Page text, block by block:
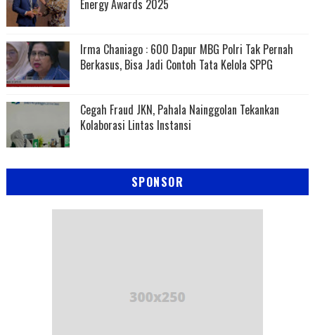
Energy Awards 2025
Irma Chaniago : 600 Dapur MBG Polri Tak Pernah
Berkasus, Bisa Jadi Contoh Tata Kelola SPPG
Cegah Fraud JKN, Pahala Nainggolan Tekankan
Kolaborasi Lintas Instansi
SPONSOR